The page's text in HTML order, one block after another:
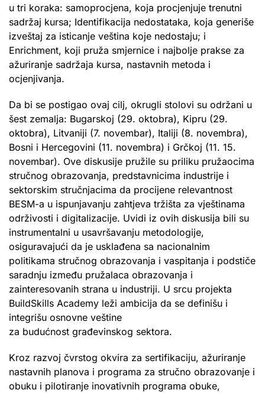
u tri koraka: samoprocjena, koja procjenjuje trenutni
sadržaj kursa; Identifikacija nedostataka, koja generiše
izveštaj za isticanje veština koje nedostaju; i
Enrichment, koji pruža smjernice i najbolje prakse za
ažuriranje sadržaja kursa, nastavnih metoda i
ocjenjivanja.
Da bi se postigao ovaj cilj, okrugli stolovi su održani u
šest zemalja: Bugarskoj (29. oktobra), Kipru (29.
oktobra), Litvaniji (7. novembar), Italiji (8. novembra),
Bosni i Hercegovini (11. novembra) i Grčkoj (11. 15.
novembar). Ove diskusije pružile su priliku pružaocima
stručnog obrazovanja, predstavnicima industrije i
sektorskim stručnjacima da procijene relevantnost
BESM-a u ispunjavanju zahtjeva tržišta za vještinama
održivosti i digitalizacije. Uvidi iz ovih diskusija bili su
instrumentalni u usavršavanju metodologije,
osiguravajući da je usklađena sa nacionalnim
politikama stručnog obrazovanja i vaspitanja i podstiče
saradnju između pružalaca obrazovanja i
zainteresovanih strana u industriji. U srcu projekta
BuildSkills Academy leži ambicija da se definišu i
integrišu osnovne veštine
za budućnost građevinskog sektora.
Kroz razvoj čvrstog okvira za sertifikaciju, ažuriranje
nastavnih planova i programa za stručno obrazovanje i
obuku i pilotiranje inovativnih programa obuke,